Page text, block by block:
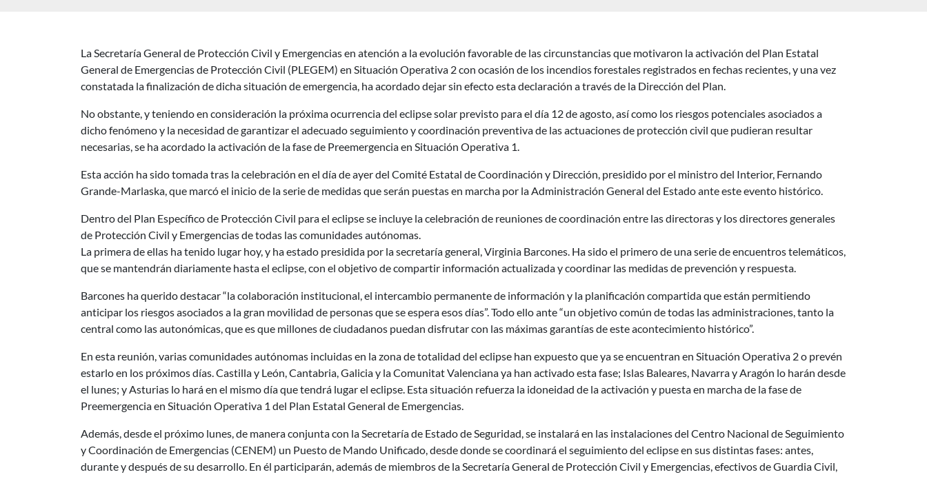
Descripción noticia
La Secretaría General de Protección Civil y Emergencias en atención a la evolución favorable de las circunstancias que motivaron la activación del Plan Estatal
General de Emergencias de Protección Civil (PLEGEM) en Situación Operativa 2 con ocasión de los incendios forestales registrados en fechas recientes, y una vez
constatada la finalización de dicha situación de emergencia, ha acordado dejar sin efecto esta declaración a través de la Dirección del Plan.
No obstante, y teniendo en consideración la próxima ocurrencia del eclipse solar previsto para el día 12 de agosto, así como los riesgos potenciales asociados a
dicho fenómeno y la necesidad de garantizar el adecuado seguimiento y coordinación preventiva de las actuaciones de protección civil que pudieran resultar
necesarias, se ha acordado la activación de la fase de Preemergencia en Situación Operativa 1.
Esta acción ha sido tomada tras la celebración en el día de ayer del Comité Estatal de Coordinación y Dirección, presidido por el ministro del Interior, Fernando
Grande-Marlaska, que marcó el inicio de la serie de medidas que serán puestas en marcha por la Administración General del Estado ante este evento histórico.
Dentro del Plan Específico de Protección Civil para el eclipse se incluye la celebración de reuniones de coordinación entre las directoras y los directores generales
de Protección Civil y Emergencias de todas las comunidades autónomas.
La primera de ellas ha tenido lugar hoy, y ha estado presidida por la secretaría general, Virginia Barcones. Ha sido el primero de una serie de encuentros telemáticos,
que se mantendrán diariamente hasta el eclipse, con el objetivo de compartir información actualizada y coordinar las medidas de prevención y respuesta.
Barcones ha querido destacar “la colaboración institucional, el intercambio permanente de información y la planificación compartida que están permitiendo
anticipar los riesgos asociados a la gran movilidad de personas que se espera esos días”. Todo ello ante “un objetivo común de todas las administraciones, tanto la
central como las autonómicas, que es que millones de ciudadanos puedan disfrutar con las máximas garantías de este acontecimiento histórico”.
En esta reunión, varias comunidades autónomas incluidas en la zona de totalidad del eclipse han expuesto que ya se encuentran en Situación Operativa 2 o prevén
estarlo en los próximos días. Castilla y León, Cantabria, Galicia y la Comunitat Valenciana ya han activado esta fase; Islas Baleares, Navarra y Aragón lo harán desde
el lunes; y Asturias lo hará en el mismo día que tendrá lugar el eclipse. Esta situación refuerza la idoneidad de la activación y puesta en marcha de la fase de
Preemergencia en Situación Operativa 1 del Plan Estatal General de Emergencias.
Además, desde el próximo lunes, de manera conjunta con la Secretaría de Estado de Seguridad, se instalará en las instalaciones del Centro Nacional de Seguimiento
y Coordinación de Emergencias (CENEM) un Puesto de Mando Unificado, desde donde se coordinará el seguimiento del eclipse en sus distintas fases: antes,
durante y después de su desarrollo. En él participarán, además de miembros de la Secretaría General de Protección Civil y Emergencias, efectivos de Guardia Civil,